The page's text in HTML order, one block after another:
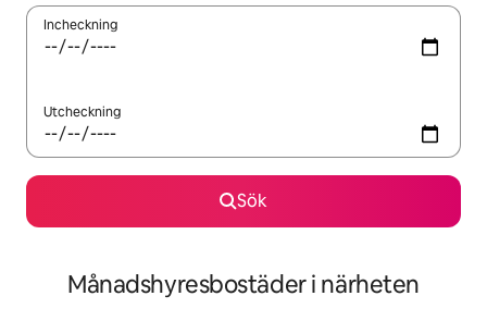
Incheckning
Utcheckning
Sök
Månadshyresbostäder i närheten